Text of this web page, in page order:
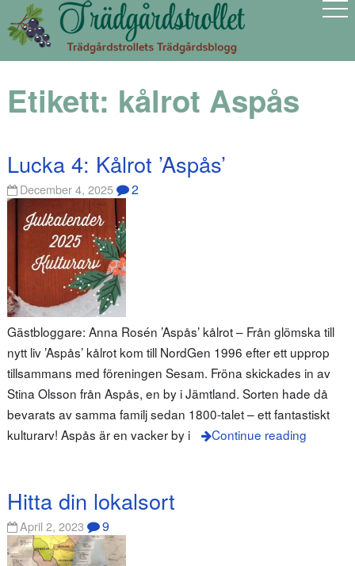
Etikett: kålrot Aspås
Lucka 4: Kålrot ’Aspås’
December 4, 2025 2
Gästbloggare: Anna Rosén ’Aspås’ kålrot – Från glömska till
nytt liv ’Aspås’ kålrot kom till NordGen 1996 efter ett upprop
tillsammans med föreningen Sesam. Fröna skickades in av
Stina Olsson från Aspås, en by i Jämtland. Sorten hade då
bevarats av samma familj sedan 1800-talet – ett fantastiskt
kulturarv! Aspås är en vacker by i
Continue reading
Hitta din lokalsort
April 2, 2023 9